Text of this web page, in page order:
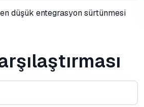
düşük entegrasyon sürtünmesi